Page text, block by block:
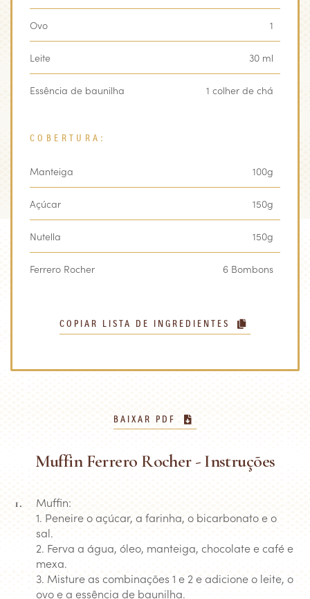
Ovo 1
Leite 30 ml
Essência de baunilha 1 colher de chá
COBERTURA:
Manteiga 100g
Açúcar 150g
Nutella 150g
Ferrero Rocher 6 Bombons
COPIAR LISTA DE INGREDIENTES
BAIXAR PDF
Muffin Ferrero Rocher - Instruções
Muffin:
1. Peneire o açúcar, a farinha, o bicarbonato e o
sal.
2. Ferva a água, óleo, manteiga, chocolate e café e
mexa.
3. Misture as combinações 1 e 2 e adicione o leite, o
ovo e a essência de baunilha.